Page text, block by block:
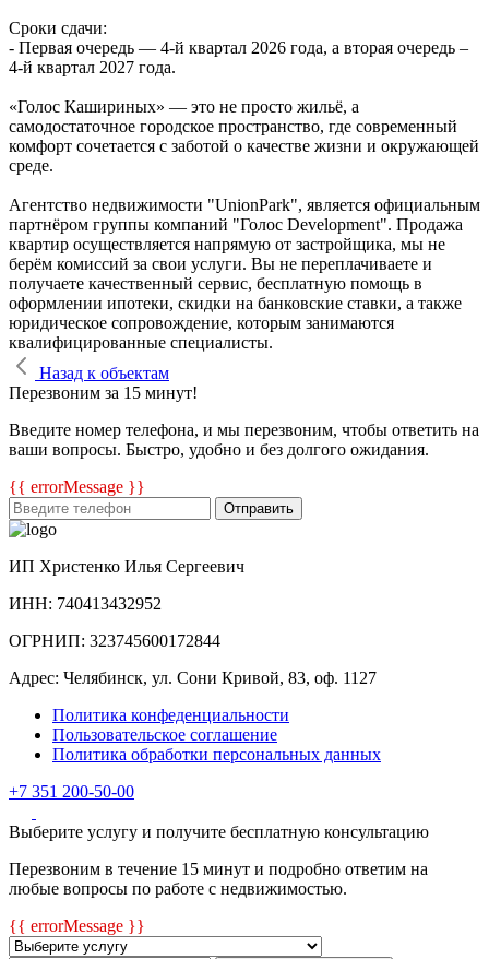
Сроки сдачи:
- Первая очередь — 4‑й квартал 2026 года, а вторая очередь –
4-й квартал 2027 года.
«Голос Кашириных» — это не просто жильё, а
самодостаточное городское пространство, где современный
комфорт сочетается с заботой о качестве жизни и окружающей
среде.
Агентство недвижимости "UnionPark", является официальным
партнёром группы компаний "Голос Development". Продажа
квартир осуществляется напрямую от застройщика, мы не
берём комиссий за свои услуги. Вы не переплачиваете и
получаете качественный сервис, бесплатную помощь в
оформлении ипотеки, скидки на банковские ставки, а также
юридическое сопровождение, которым занимаются
квалифицированные специалисты.
Назад к объектам
Перезвоним за 15 минут!
Введите номер телефона, и мы перезвоним, чтобы ответить на
ваши вопросы. Быстро, удобно и без долгого ожидания.
{{ errorMessage }}
Отправить
ИП Христенко Илья Сергеевич
ИНН: 740413432952
ОГРНИП: 323745600172844
Адрес: Челябинск, ул. Сони Кривой, 83, оф. 1127
Политика конфеденциальности
Пользовательское соглашение
Политика обработки персональных данных
+7 351 200-50-00
Выберите услугу и получите бесплатную консультацию
Перезвоним в течение 15 минут и подробно ответим на
любые вопросы по работе с недвижимостью.
{{ errorMessage }}